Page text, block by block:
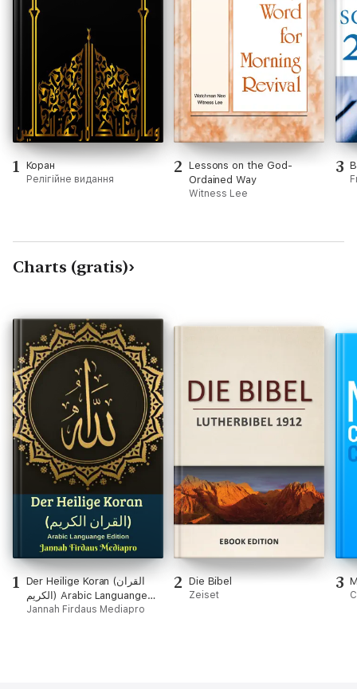
1 Коран
Релігійне видання
2 Lessons on the God-
Ordained Way
Witness Lee
3
Charts (gratis)
1 Der Heilige Koran (القران
الكريم) Arabic Languange
Edition
Jannah Firdaus Mediapro
2 Die Bibel
Zeiset
3